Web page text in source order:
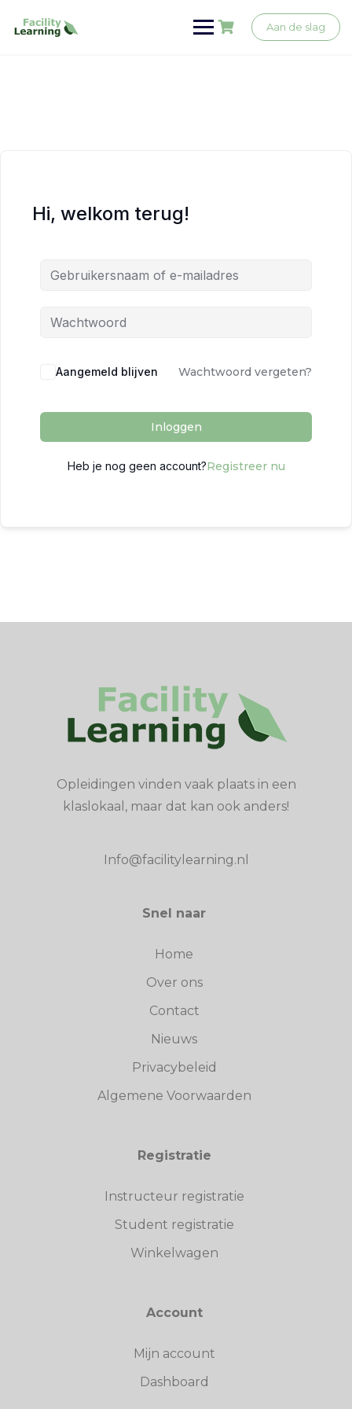
Aan de slag
Hi, welkom terug!
Aangemeld blijven Wachtwoord vergeten?
Inloggen
Heb je nog geen account?Registreer nu
Opleidingen vinden vaak plaats in een
klaslokaal, maar dat kan ook anders!
Info@facilitylearning.nl
Snel naar
Home
Over ons
Contact
Nieuws
Privacybeleid
Algemene Voorwaarden
Registratie
Instructeur registratie
Student registratie
Winkelwagen
Account
Mijn account
Dashboard